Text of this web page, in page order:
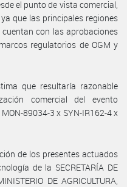
el punto de vista comercial,
que las principales regiones
con las aprobaciones
regulatorios de OGM y
que resultaría razonable
comercial del evento
89034-3 x SYN-IR162-4 x
de los presentes actuados
de la SECRETARÍA DE
DE AGRICULTURA,